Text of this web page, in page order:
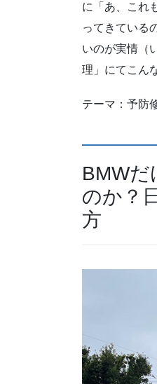
に「あ、これ
ってきている
いのが実情（
理」にてこん
テーマ：予防
BMW
のか？
方